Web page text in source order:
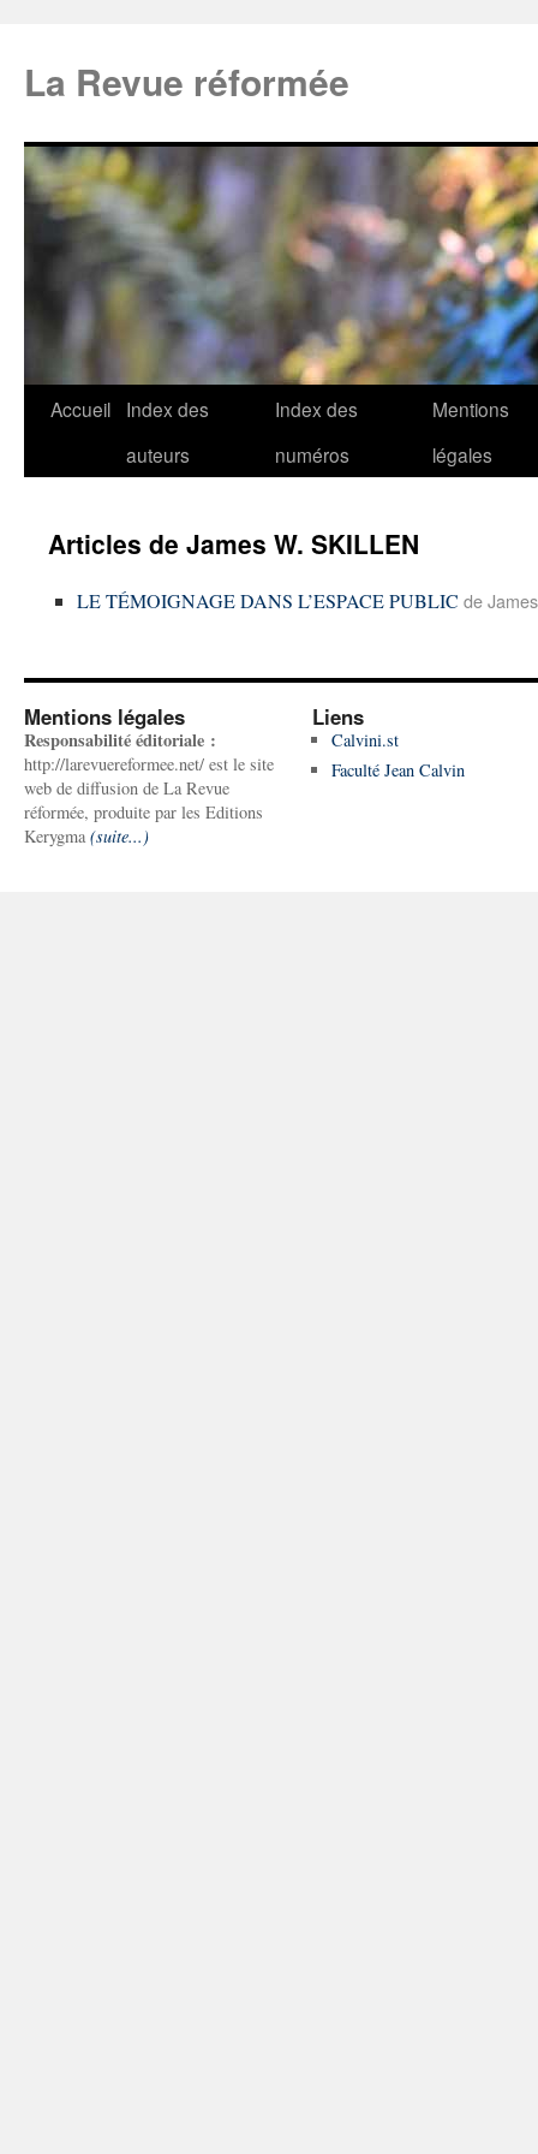
La Revue réformée
Accueil
Index des
auteurs
Index des
numéros
Mentions
légales
Articles de James W. SKILLEN
LE TÉMOIGNAGE DANS L’ESPACE PUBLIC de
Mentions légales
Responsabilité éditoriale :
http://larevuereformee.net/ est le site
web de diffusion de La Revue
réformée, produite par les Editions
Kerygma (suite...)
Liens
Calvini.st
Faculté Jean Calvin